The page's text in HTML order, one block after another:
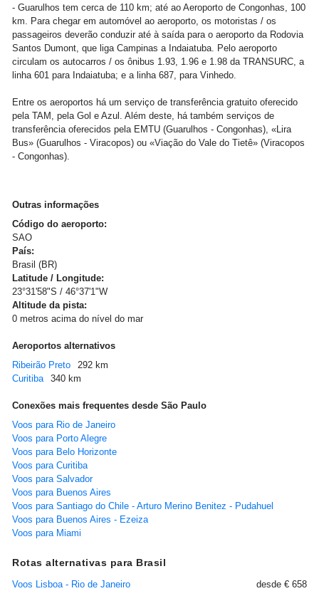
- Guarulhos tem cerca de 110 km; até ao Aeroporto de Congonhas, 100
km. Para chegar em automóvel ao aeroporto, os motoristas / os
passageiros deverão conduzir até à saída para o aeroporto da Rodovia
Santos Dumont, que liga Campinas a Indaiatuba. Pelo aeroporto
circulam os autocarros / os ônibus 1.93, 1.96 e 1.98 da TRANSURC, a
linha 601 para Indaiatuba; e a linha 687, para Vinhedo.
Entre os aeroportos há um serviço de transferência gratuito oferecido
pela TAM, pela Gol e Azul. Além deste, há também serviços de
transferência oferecidos pela EMTU (Guarulhos - Congonhas), «Lira
Bus» (Guarulhos - Viracopos) ou «Viação do Vale do Tietê» (Viracopos
- Congonhas).
Outras informações
Código do aeroporto:
SAO
País:
Brasil (BR)
Latitude / Longitude:
23°31'58"S / 46°37'1"W
Altitude da pista:
0 metros acima do nível do mar
Aeroportos alternativos
Ribeirão Preto
292 km
Curitiba
340 km
Conexões mais frequentes desde São Paulo
Voos para Rio de Janeiro
Voos para Porto Alegre
Voos para Belo Horizonte
Voos para Curitiba
Voos para Salvador
Voos para Buenos Aires
Voos para Santiago do Chile - Arturo Merino Benitez - Pudahuel
Voos para Buenos Aires - Ezeiza
Voos para Miami
Rotas alternativas para Brasil
Voos Lisboa - Rio de Janeiro
desde € 658